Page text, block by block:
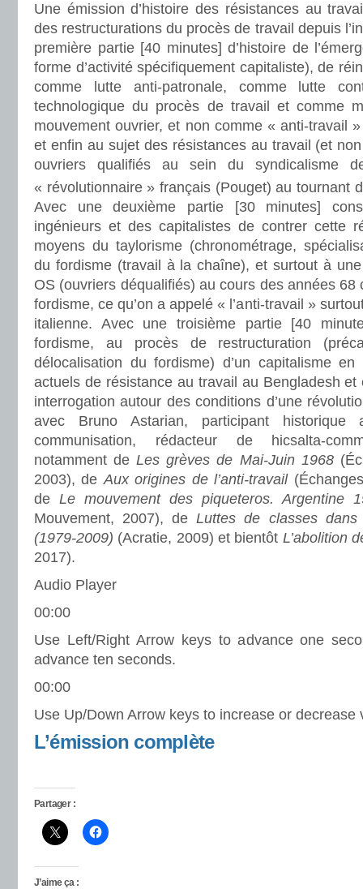
Une émission d’histoire des résistances au
des restructurations du procès de travail depuis
première partie [40 minutes] d’histoire de
forme d’activité spécifiquement capitaliste), de
comme lutte anti-patronale, comme lutte
technologique du procès de travail et comme
mouvement ouvrier, et non comme « anti-travail
et enfin au sujet des résistances au travail (et
ouvriers qualifiés au sein du syndicalisme
« révolutionnaire » français (Pouget) au tournant
Avec une deuxième partie [30 minutes]
ingénieurs et des capitalistes de contrer cette
moyens du taylorisme (chronométrage,
du fordisme (travail à la chaîne), et surtout à
OS (ouvriers déqualifiés) au cours des années 68
fordisme, ce qu’on a appelé « l’anti-travail »
italienne. Avec une troisième partie [40
fordisme, au procès de restructuration
délocalisation du fordisme) d’un capitalisme
actuels de résistance au travail au Bengladesh
interrogation autour des conditions d’une
avec Bruno Astarian, participant
communisation, rédacteur de hicsalta-
notamment deLes grèves de Mai-Juin 1968
2003), deAux origines de l’anti-travail
de Le mouvement des piqueteros. Argentine
Mouvement, 2007), deLuttes de classes
(1979-2009) (Acratie, 2009) et bientôt L’abolition
2017).
Audio Player
00:00
Use Left/Right Arrow keys to advance one
advance ten seconds.
00:00
Use Up/Down Arrow keys to increase or decrease
L’émission complète
Partager :
J’aime ça :